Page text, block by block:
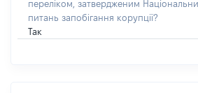
переліком, затвердженим
питань запобігання корупції?
Так